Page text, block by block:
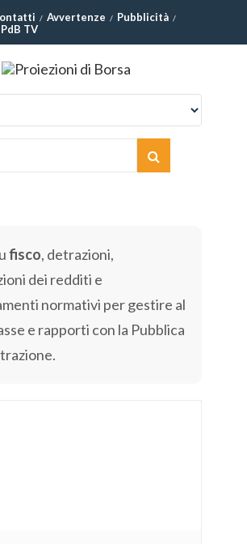
Avvertenze
Pubblicità
PdB TV
fisco, detrazioni,
dei redditi e
normativi per gestire al
e rapporti con la Pubblica